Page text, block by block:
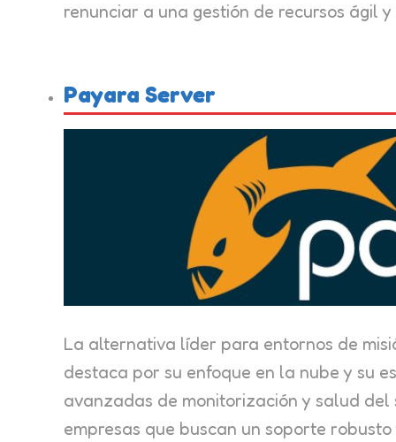
renunciar a una gestión de recursos ágil
Payara Server
La alternativa líder para entornos de
destaca por su enfoque en la nube y su
avanzadas de monitorización y salud
empresas que buscan un soporte